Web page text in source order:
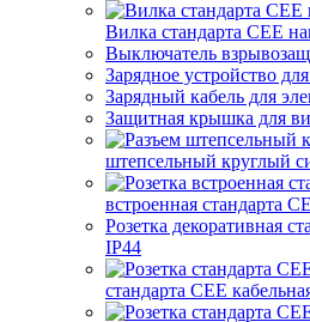
Вилка стандарта CEE
Выключатель
Зарядное устройство
Зарядный кабель для
Защитная крышка для
штепсельный круглый
встроенная стандарта
Розетка декоративная
IP44
стандарта СЕЕ